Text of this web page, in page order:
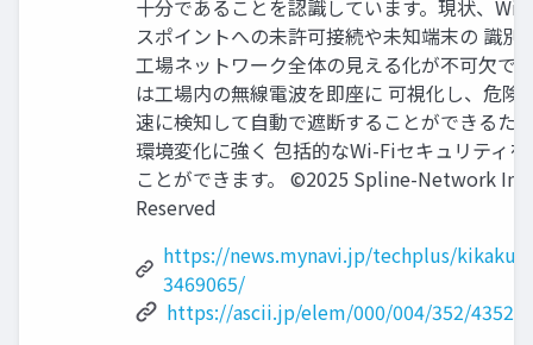
十分であることを認識しています。現状、Wi-
スポイントへの未許可接続や未知端末の 識別
工場ネットワーク全体の見える化が不可欠で
は工場内の無線電波を即座に 可視化し、危険
速に検知して自動で遮断することができるた
環境変化に強く 包括的なWi-Fiセキュリティ
ことができます。 ©2025 Spline-Network
Reserved
https://news.mynavi.jp/techplus/kikaku/
3469065/
https://ascii.jp/elem/000/004/352/